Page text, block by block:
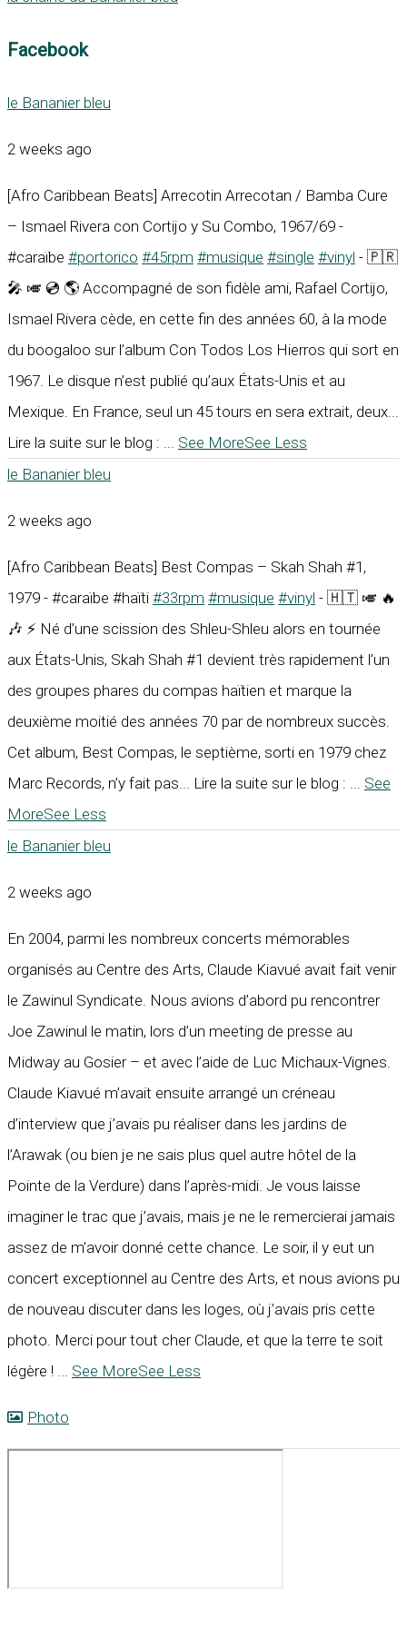
Facebook
le Bananier bleu
2 weeks ago
[Afro Caribbean Beats] Arrecotin Arrecotan / Bamba Cure
– Ismael Rivera con Cortijo y Su Combo, 1967/69 -
#caraïbe #portorico #45rpm #musique #single #vinyl - 🇵🇷
🎤 🎺 💿 🌎 Accompagné de son fidèle ami, Rafael Cortijo,
Ismael Rivera cède, en cette fin des années 60, à la mode
du boogaloo sur l’album Con Todos Los Hierros qui sort en
1967. Le disque n’est publié qu’aux États-Unis et au
Mexique. En France, seul un 45 tours en sera extrait, deux...
Lire la suite sur le blog :
See MoreSee Less
le Bananier bleu
2 weeks ago
[Afro Caribbean Beats] Best Compas – Skah Shah #1,
1979 - #caraïbe #haïti #33rpm #musique #vinyl - 🇭🇹 🎺 🔥
🎶 ⚡ Né d’une scission des Shleu-Shleu alors en tournée
aux États-Unis, Skah Shah #1 devient très rapidement l’un
des groupes phares du compas haïtien et marque la
deuxième moitié des années 70 par de nombreux succès.
Cet album, Best Compas, le septième, sorti en 1979 chez
Marc Records, n’y fait pas... Lire la suite sur le blog :
See
MoreSee Less
le Bananier bleu
2 weeks ago
En 2004, parmi les nombreux concerts mémorables
organisés au Centre des Arts, Claude Kiavué avait fait venir
le Zawinul Syndicate. Nous avions d’abord pu rencontrer
Joe Zawinul le matin, lors d’un meeting de presse au
Midway au Gosier – et avec l’aide de Luc Michaux-Vignes.
Claude Kiavué m’avait ensuite arrangé un créneau
d’interview que j’avais pu réaliser dans les jardins de
l’Arawak (ou bien je ne sais plus quel autre hôtel de la
Pointe de la Verdure) dans l’après-midi. Je vous laisse
imaginer le trac que j’avais, mais je ne le remercierai jamais
assez de m’avoir donné cette chance. Le soir, il y eut un
concert exceptionnel au Centre des Arts, et nous avions pu
de nouveau discuter dans les loges, où j’avais pris cette
photo. Merci pour tout cher Claude, et que la terre te soit
légère !
See MoreSee Less
Photo